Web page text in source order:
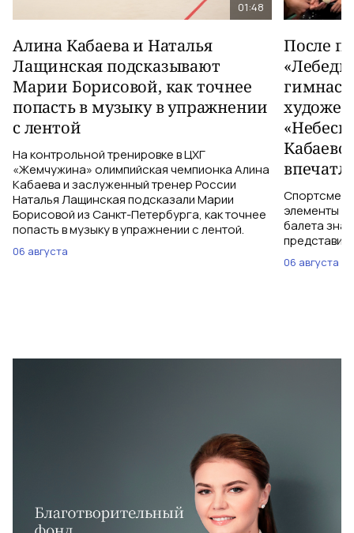
01:48
Алина Кабаева и Наталья
Лащинская подсказывают
Марии Борисовой, как точнее
попасть в музыку в упражнении
с лентой
На контрольной тренировке в ЦХГ
«Жемчужина» олимпийская чемпионка Алина
Кабаева и заслуженный тренер России
Наталья Лащинская подсказали Марии
Борисовой из Санкт-Петербурга, как точнее
попасть в музыку в упражнении с лентой.
06 августа
После
элементы
балета
06 августа